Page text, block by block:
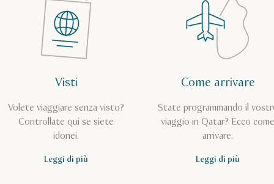
Visti
Volete viaggiare senza visto?
Controllate qui se siete
idonei.
Leggi di più
Come arrivare
State programmando il
viaggio in Qatar? Ecco come
arrivare.
Leggi di più